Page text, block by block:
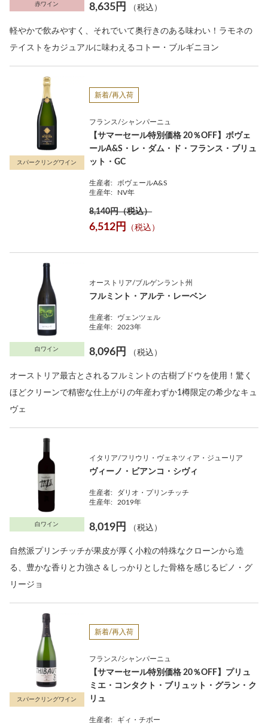
赤ワイン 8,635円 （税込）
軽やかで飲みやすく、それでいて奥行きのある味わい！ラモネの
テイストをカジュアルに味わえるコトー・ブルギニヨン
スパークリングワイン
新着/再入荷
フランス/シャンパーニュ
【サマーセール特別価格 20％OFF】ボヴェ
ールA&S・レ・ダム・ド・フランス・ブリュ
ット・GC
生産者:
ボヴェールA&S
生産年:
NV年
8,140円（税込）
6,512円 （税込）
白ワイン
オーストリア/ブルゲンラント州
フルミント・アルテ・レーベン
生産者:
ヴェンツェル
生産年:
2023年
8,096円 （税込）
オーストリア最古とされるフルミントの古樹ブドウを使用！驚く
ほどクリーンで精密な仕上がりの年産わずか1樽限定の希少なキュ
ヴェ
白ワイン
イタリア/フリウリ・ヴェネツィア・ジューリア
ヴィーノ・ビアンコ・シヴィ
生産者:
ダリオ・プリンチッチ
生産年:
2019年
8,019円 （税込）
自然派プリンチッチが果皮が厚く小粒の特殊なクローンから造
る、豊かな香りと力強さ＆しっかりとした骨格を感じるピノ・グ
リージョ
スパークリングワイン
新着/再入荷
フランス/シャンパーニュ
【サマーセール特別価格 20％OFF】プリュ
ミエ・コンタクト・ブリュット・グラン・ク
リュ
生産者:
ギィ・チボー